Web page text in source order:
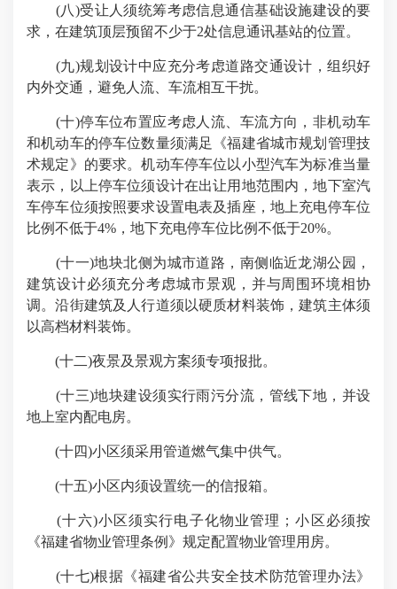
(八)受让人须统筹考虑信息通信基础设施建设的要
求，在建筑顶层预留不少于2处信息通讯基站的位置。
(九)规划设计中应充分考虑道路交通设计，组织好
内外交通，避免人流、车流相互干扰。
(十)停车位布置应考虑人流、车流方向，非机动车
和机动车的停车位数量须满足《福建省城市规划管理技
术规定》的要求。机动车停车位以小型汽车为标准当量
表示，以上停车位须设计在出让用地范围内，地下室汽
车停车位须按照要求设置电表及插座，地上充电停车位
比例不低于4%，地下充电停车位比例不低于20%。
(十一)地块北侧为城市道路，南侧临近龙湖公园，
建筑设计必须充分考虑城市景观，并与周围环境相协
调。沿街建筑及人行道须以硬质材料装饰，建筑主体须
以高档材料装饰。
(十二)夜景及景观方案须专项报批。
(十三)地块建设须实行雨污分流，管线下地，并设
地上室内配电房。
(十四)小区须采用管道燃气集中供气。
(十五)小区内须设置统一的信报箱。
(十六)小区须实行电子化物业管理；小区必须按
《福建省物业管理条例》规定配置物业管理用房。
(十七)根据《福建省公共安全技术防范管理办法》